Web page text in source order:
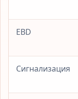
EBD
Сигнализация